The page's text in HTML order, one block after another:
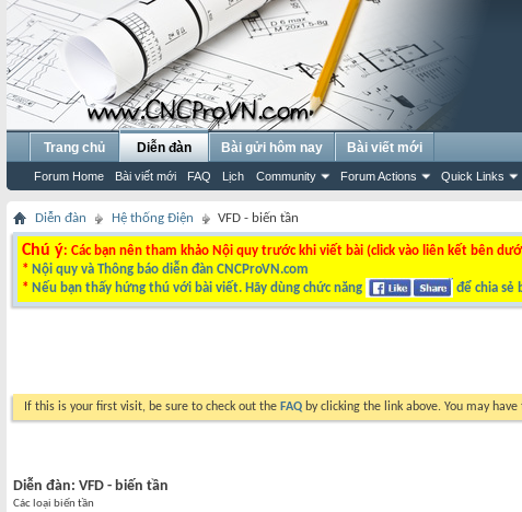
Trang chủ Diễn đàn
Forum Home Bài viết mới FAQ Lịch Community Forum Actions Quick Links
Bài gửi hôm nay Bài viết mới
Diễn đàn Hệ thống Điện VFD - biến tần
Chú ý: Các bạn nên tham khảo Nội quy trước khi viết bài (click vào liên kết bên
* Nội quy và Thông báo diễn đàn CNCProVN.com
* Nếu bạn thấy hứng thú với bài viết. Hãy dùng chức năng để chia sẻ
If this is your first visit, be sure to check out the FAQ by clicking the link above. You may have
Diễn đàn: VFD - biến tần
Các loại biến tần